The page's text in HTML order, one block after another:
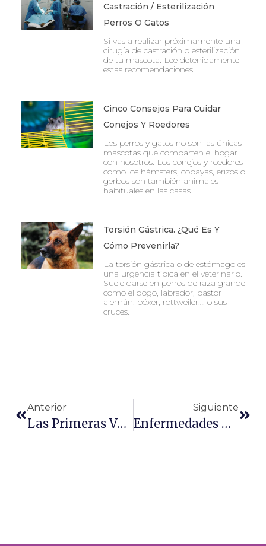
Castración / Esterilización
Perros O Gatos
Si vas a realizar próximamente una
cirugía de castración o esterilización
de tu mascota. Lee detenidamente
estas recomendaciones.
Cinco Consejos Para Cuidar
Conejos Y Roedores
Los perros y gatos no son las únicas
mascotas que comparten el hogar
con nosotros. Los conejos y roedores
como los hámsters, cobayas, erizos o
gerbos son también animales
habituales en las casas.
Torsión Gástrica. ¿Qué Es Y
Cómo Prevenirla?
La torsión gástrica o de estómago es
una urgencia típica en el veterinario.
Suele darse en perros de raza grande
como el dogo, labrador, pastor
alemán, bóxer, rottweiler…. o sus
cruces.
Anterior
Las Primeras Vacunas Del Perro
Siguiente
Enfermedades Comunes En Perros Y Gatos